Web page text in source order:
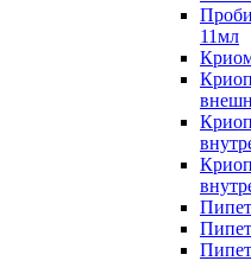
11мл